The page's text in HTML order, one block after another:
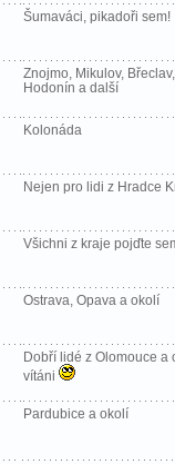
Šumaváci, pikadoři sem!
Znojmo, Mikulov,
Hodonín a další
Kolonáda
Nejen pro lidi z Hradce
Všichni z kraje pojďte
Ostrava, Opava a okolí
Dobří lidé z Olomouce a
vítáni
Pardubice a okolí